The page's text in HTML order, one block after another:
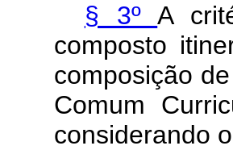
§ 3ºA
composto
composição
Comum
considerando